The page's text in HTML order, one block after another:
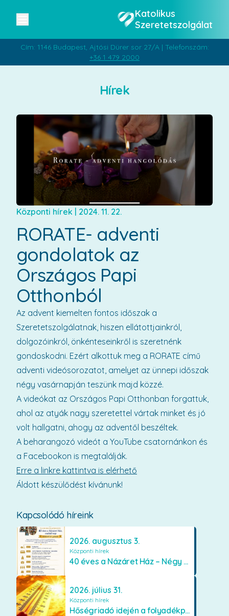
Katolikus
Szeretetszolgálat
Cím: 1146 Budapest, Ajtósi Dürer sor 27/A | Telefonszám:
+36 1 479 2000
Hírek
Kapcsolódó híreink
2026. augusztus 3.
Központi hírek
40 éves a Názáret Ház – Négy évtized szeretetben és gondoskodásban
2026. július 31.
Központi hírek
Hőségriadó idején a folyadékpótlás életet menthet
Központi hírek | 2024. 11. 22.
RORATE- adventi
gondolatok az
Országos Papi
Otthonból
Az advent kiemelten fontos időszak a
Szeretetszolgálatnak, hiszen ellátottjainkról,
dolgozóinkról, önkénteseinkről is szeretnénk
gondoskodni. Ezért alkottuk meg a RORATE című
adventi videósorozatot, amelyet az ünnepi időszak
négy vasárnapján teszünk majd közzé.
A videókat az Országos Papi Otthonban forgattuk,
ahol az atyák nagy szeretettel vártak minket és jó
volt hallgatni, ahogy az adventől beszéltek.
A beharangozó videót a YouTube csatornánkon és
a Facebookon is megtalálják.
Erre a linkre kattintva is elérhető
Áldott készülődést kívánunk!